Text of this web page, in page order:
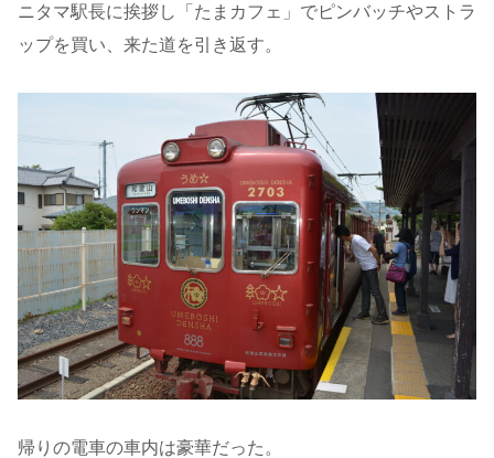
ニタマ駅長に挨拶し「たまカフェ」でピンバッチやストラ
ップを買い、来た道を引き返す。
帰りの電車の車内は豪華だった。